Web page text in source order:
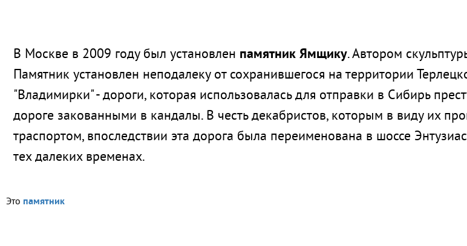
В Москве в 2009 году был установлен памятник Ямщику. Автором
Памятник установлен неподалеку от сохранившегося на территории
"Владимирки" - дороги, которая использовалась для отправки в Сибирь
дороге закованными в кандалы. В честь декабристов, которым в виду их
траспортом, впоследствии эта дорога была переименована в шоссе
тех далеких временах.
Это памятник